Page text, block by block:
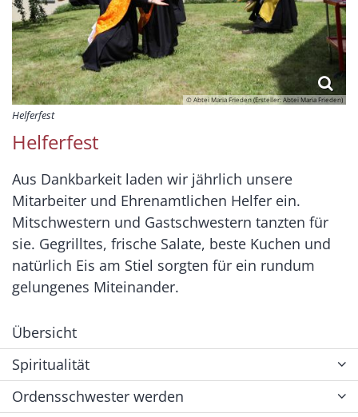
© Abtei Maria Frieden (Ersteller: Abtei Maria Frieden)
Helferfest
Helferfest
Aus Dankbarkeit laden wir jährlich unsere
Mitarbeiter und Ehrenamtlichen Helfer ein.
Mitschwestern und Gastschwestern tanzten für
sie. Gegrilltes, frische Salate, beste Kuchen und
natürlich Eis am Stiel sorgten für ein rundum
gelungenes Miteinander.
Übersicht
Spiritualität
Ordensschwester werden